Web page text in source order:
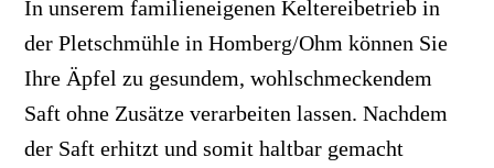
In unserem familieneigenen Keltereibetrieb in
der Pletschmühle in Homberg/Ohm können Sie
Ihre Äpfel zu gesundem, wohlschmeckendem
Saft ohne Zusätze verarbeiten lassen. Nachdem
der Saft erhitzt und somit haltbar gemacht